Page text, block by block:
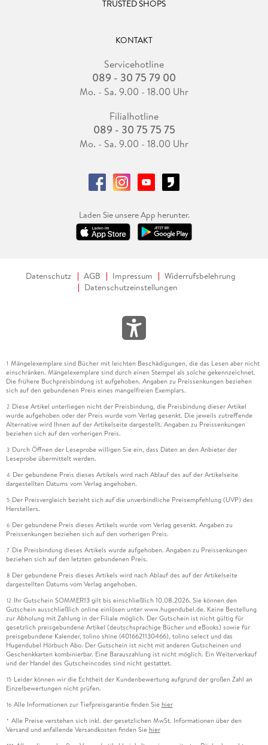
TRUSTED SHOPS
KONTAKT
Servicehotline
089 - 30 75 79 00
Mo. - Sa. 9.00 - 18.00 Uhr
Filialhotline
089 - 30 75 75 75
Mo. - Sa. 9.00 - 18.00 Uhr
Laden Sie unsere App herunter.
Datenschutz AGB Impressum
Widerrufsbelehrung
Datenschutzeinstellungen
1 Mängelexemplare sind Bücher mit leichten Beschädigungen, die das Lesen aber nicht
einschränken. Mängelexemplare sind durch einen Stempel als solche gekennzeichnet.
Die frühere Buchpreisbindung ist aufgehoben. Angaben zu Preissenkungen beziehen
sich auf den gebundenen Preis eines mangelfreien Exemplars.
2 Diese Artikel unterliegen nicht der Preisbindung, die Preisbindung dieser Artikel
wurde aufgehoben oder der Preis wurde vom Verlag gesenkt. Die jeweils zutreffende
Alternative wird Ihnen auf der Artikelseite dargestellt. Angaben zu Preissenkungen
beziehen sich auf den vorherigen Preis.
3 Durch Öffnen der Leseprobe willigen Sie ein, dass Daten an den Anbieter der
Leseprobe übermittelt werden.
4 Der gebundene Preis dieses Artikels wird nach Ablauf des auf der Artikelseite
dargestellten Datums vom Verlag angehoben.
5 Der Preisvergleich bezieht sich auf die unverbindliche Preisempfehlung (UVP) des
Herstellers.
6 Der gebundene Preis dieses Artikels wurde vom Verlag gesenkt. Angaben zu
Preissenkungen beziehen sich auf den vorherigen Preis.
7 Die Preisbindung dieses Artikels wurde aufgehoben. Angaben zu Preissenkungen
beziehen sich auf den letzten gebundenen Preis.
8 Der gebundene Preis dieses Artikels wird nach Ablauf des auf der Artikelseite
dargestellten Datums vom Verlag angehoben.
12 Ihr Gutschein SOMMER13 gilt bis einschließlich 10.08.2026. Sie können den
Gutschein ausschließlich online einlösen unter www.hugendubel.de. Keine Bestellung
zur Abholung mit Zahlung in der Filiale möglich. Der Gutschein ist nicht gültig für
gesetzlich preisgebundene Artikel (deutschsprachige Bücher und eBooks) sowie für
preisgebundene Kalender, tolino shine (4016621130466), tolino select und das
Hugendubel Hörbuch Abo. Der Gutschein ist nicht mit anderen Gutscheinen und
Geschenkkarten kombinierbar. Eine Barauszahlung ist nicht möglich. Ein Weiterverkauf
und der Handel des Gutscheincodes sind nicht gestattet.
15 Leider können wir die Echtheit der Kundenbewertung aufgrund der großen Zahl an
Einzelbewertungen nicht prüfen.
16 Alle Informationen zur Tiefpreisgarantie finden Sie hier
* Alle Preise verstehen sich inkl. der gesetzlichen MwSt. Informationen über den
Versand und anfallende Versandkosten finden Sie hier